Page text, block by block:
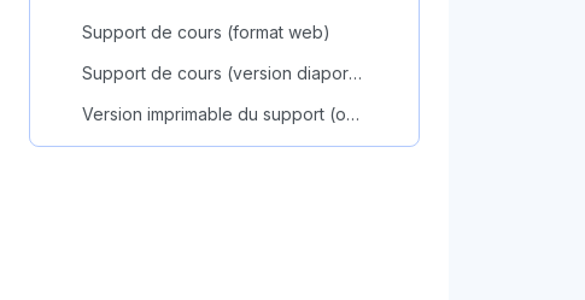
Support de cours (format web)
Support de cours (version diaporama)
Version imprimable du support (odt)